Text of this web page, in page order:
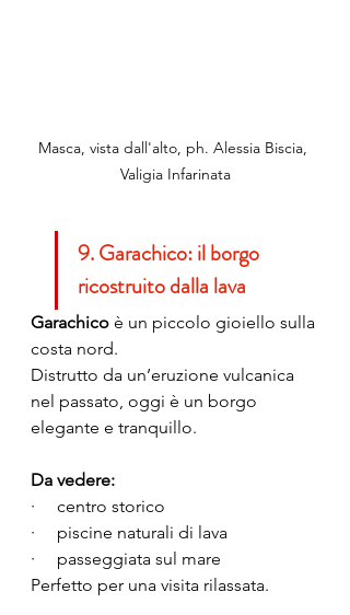
Masca, vista dall'alto, ph. Alessia Biscia,
Valigia Infarinata
9. Garachico: il borgo
ricostruito dalla lava
Garachico è un piccolo gioiello sulla
costa nord.
Distrutto da un’eruzione vulcanica
nel passato, oggi è un borgo
elegante e tranquillo.
Da vedere:
·     centro storico
·     piscine naturali di lava
·     passeggiata sul mare
Perfetto per una visita rilassata.